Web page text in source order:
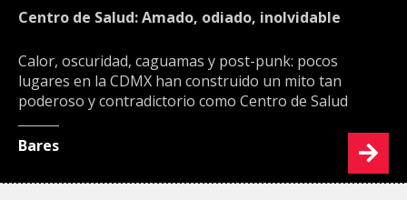
Centro de Salud: Amado, odiado, inolvidable
Calor, oscuridad, caguamas y post-punk: pocos
lugares en la CDMX han construido un mito tan
poderoso y contradictorio como Centro de Salud
Bares